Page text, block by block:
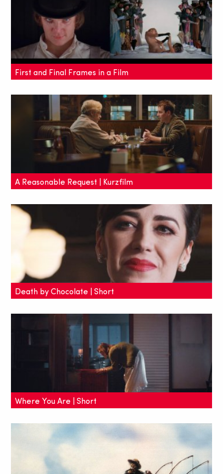
bekommen, indem man einem professionellen Club
beitritt?
First and Final Frames in a Film
Filmemacher, Video-Essayist und Supercutter Jacob
T. Swinney hat die ersten und letzten Film-Szenen
in einem zweigeteilten Bild einander gegenüber
gestellt.
A Reasonable Request | Kurzfilm
Der Kurzfilm geht der Frage nach "Wie weit würden
wir für Geld gehen?" und zeigt Grenzen und
persönliche Konflikte auf.
Death by Chocolate | Short
Dieser großartige Kurzfilm erzählt die Geschichte
einer ehemaligen Schauspielerin, die für ihren
perfekt inszenierten Abgang einen Auftragskiller
Where You Are | Short
Eine Mutter spielt Verstecken mit ihrem Sohn - und
kann ihn plötzlich nicht mehr finden. Im Kurzfilm
"Where You Are" wird dieser Albtraum Wirklichkeit.